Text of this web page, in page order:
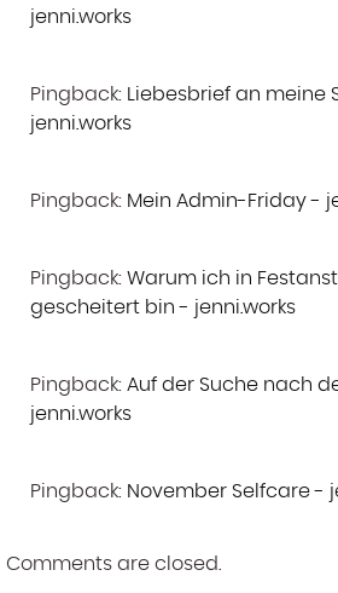
jenni.works
Pingback: Liebesbrief an meine
jenni.works
Pingback: Mein Admin-Friday -
Pingback: Warum ich in
gescheitert bin - jenni.works
Pingback: Auf der Suche nach
jenni.works
Pingback: November Selfcare -
Comments are closed.